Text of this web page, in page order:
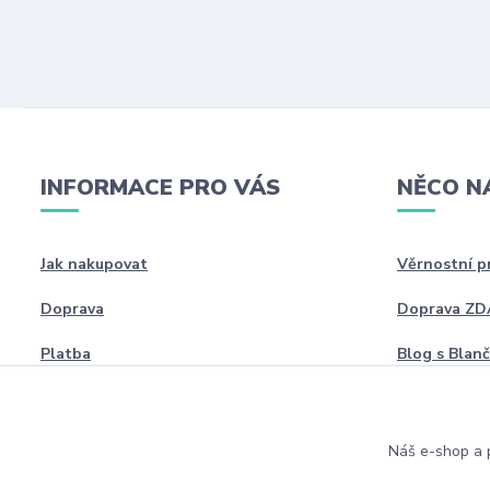
INFORMACE PRO VÁS
Jak nakupovat
Doprava
Platba
NĚCO
Věrnostní
Doprava
Blog s
Náš e-shop a